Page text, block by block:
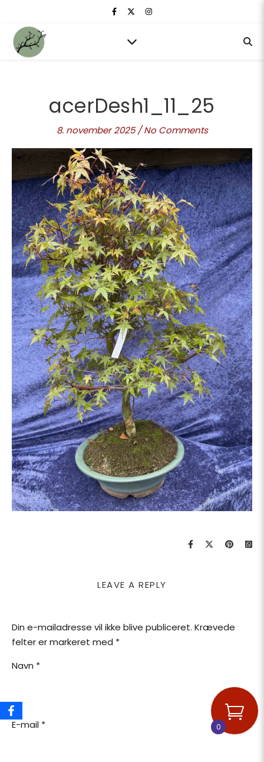
acerDesh1_11_25
8. november 2025 / No Comments
LEAVE A REPLY
Din e-mailadresse vil ikke blive publiceret. Krævede
felter er markeret med *
Navn *
E-mail * 0